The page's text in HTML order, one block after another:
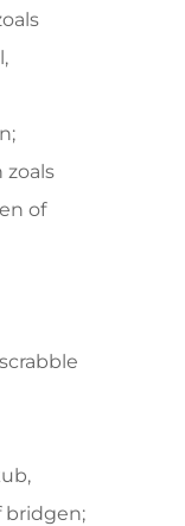
zoals
of
bridgen;